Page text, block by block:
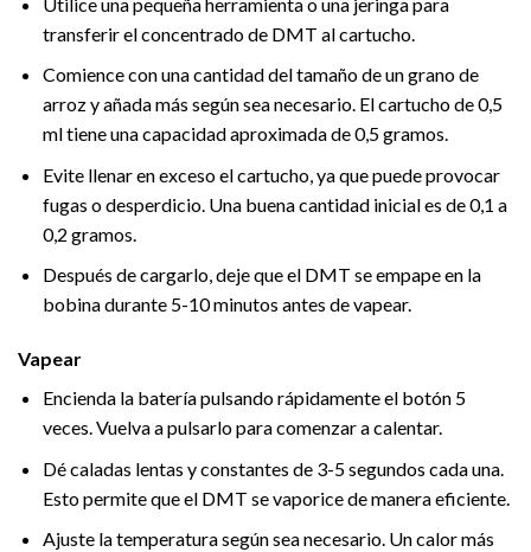
transferir el concentrado de DMT al cartucho.
Comience con una cantidad del tamaño de un grano de
arroz y añada más según sea necesario. El cartucho de 0,5
ml tiene una capacidad aproximada de 0,5 gramos.
Evite llenar en exceso el cartucho, ya que puede provocar
fugas o desperdicio. Una buena cantidad inicial es de 0,1 a
0,2 gramos.
Después de cargarlo, deje que el DMT se empape en la
bobina durante 5-10 minutos antes de vapear.
Vapear
Encienda la batería pulsando rápidamente el botón 5
veces. Vuelva a pulsarlo para comenzar a calentar.
Dé caladas lentas y constantes de 3-5 segundos cada una.
Esto permite que el DMT se vaporice de manera eficiente.
Ajuste la temperatura según sea necesario. Un calor más